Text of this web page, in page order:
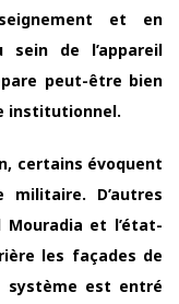
et en
sein de l’appareil
peut-être bien
institutionnel.
certains évoquent
D’autres
et l’état-
les façades de
système est entré